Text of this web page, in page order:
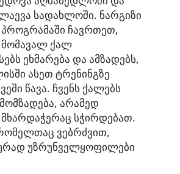
სადახლოში. ნარგიზი
ჩავრთეთ,
ქალ
ეხმარება და ამზადებს,
ასეთ ტრენინგზე
წავა. ჩვენს ქალებს
არამედ
სჭირდებათ.
ვებრძვით,
უზრუნველყოფილები